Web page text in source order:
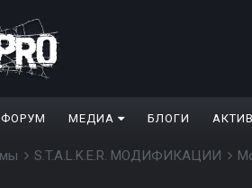
ФОРУМ МЕДИА БЛОГИ
S.T.A.L.K.E.R. МОДИФИКАЦИИ